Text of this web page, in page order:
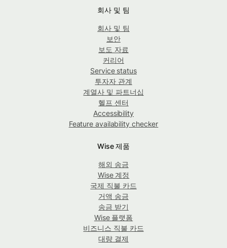
회사 및 팀
회사 및 팀
보안
보도 자료
커리어
Service status
투자자 관계
계열사 및 파트너십
헬프 센터
Accessibility
Feature availability checker
Wise 제품
해외 송금
Wise 계정
국제 직불 카드
거액 송금
송금 받기
Wise 플랫폼
비즈니스 직불 카드
대량 결제